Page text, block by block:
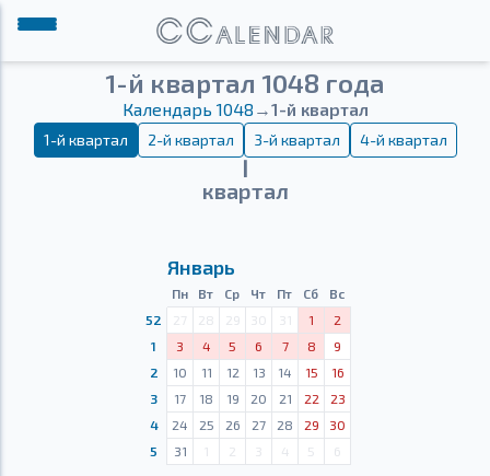
1-й квартал 1048 года
Календарь 1048 →1-й квартал
1-й квартал 2-й квартал 3-й квартал 4-й квартал
Ⅰ
квартал
Январь
Пн Вт Ср Чт Пт Сб
Вс
52
27 28 29 30 31 1
2
1
3 4 5 6 7 8
9
2
10 11 12 13 14 15
16
3
17 18 19 20 21 22
23
4
24 25 26 27 28 29
30
5
31 1 2 3 4 5 6